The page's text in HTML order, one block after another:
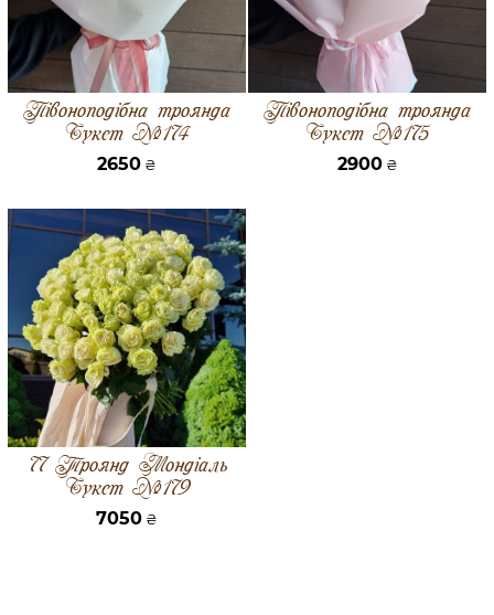
Півоноподібна троянда
Букет №174
2650 ₴
Півоноподібна троянда
Букет №175
2900₴
77 Троянд Мондіаль
Букет №179
7050 ₴